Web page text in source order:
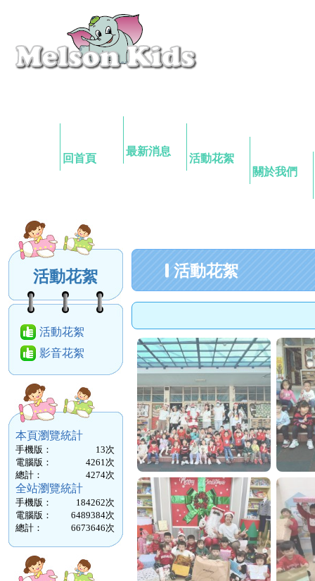
回首頁
最新消息
活動花絮
關於我們
活動花絮
活動花絮
影音花絮
本頁瀏覽統計
手機版： 13次
電腦版：
4261次
總計：
4274次
全站瀏覽統計
手機版： 184262次
電腦版：
6489384次
總計：
6673646次
活動花絮